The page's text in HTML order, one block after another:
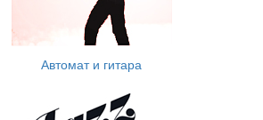
Автомат и гитара